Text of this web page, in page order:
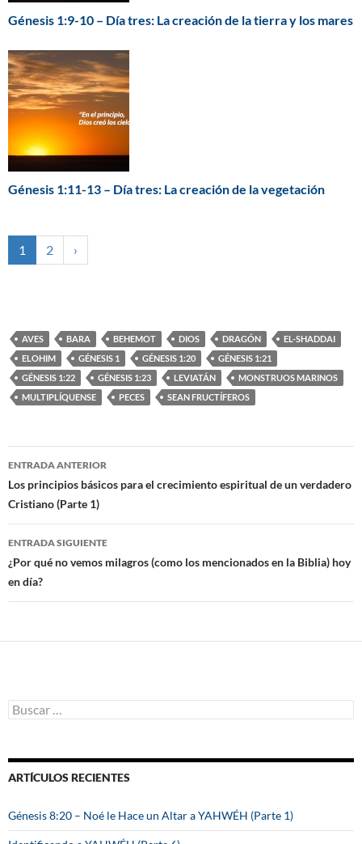
Génesis 1:9-10 – Día tres: La creación de la tierra y los mares
Génesis 1:11-13 – Día tres: La creación de la vegetación
1 2 ›
AVES BARA BEHEMOT DIOS DRAGÓN
EL-SHADDAI
ELOHIM
GÉNESIS 1 GÉNESIS 1:20
GÉNESIS 1:21
GÉNESIS 1:22
GÉNESIS 1:23 LEVIATÁN
MONSTRUOS MARINOS
MULTIPLÍQUENSE
PECES SEAN FRUCTÍFEROS
Navegación
de
entradas
ENTRADA ANTERIOR
Los principios básicos para el crecimiento espiritual de un verdadero
Cristiano (Parte 1)
ENTRADA SIGUIENTE
¿Por qué no vemos milagros (como los mencionados en la Biblia) hoy
en día?
B
u
a
r
ARTÍCULOS RECIENTES
Génesis 8:20 – Noé le Hace un Altar a YAHWÉH (Parte 1)